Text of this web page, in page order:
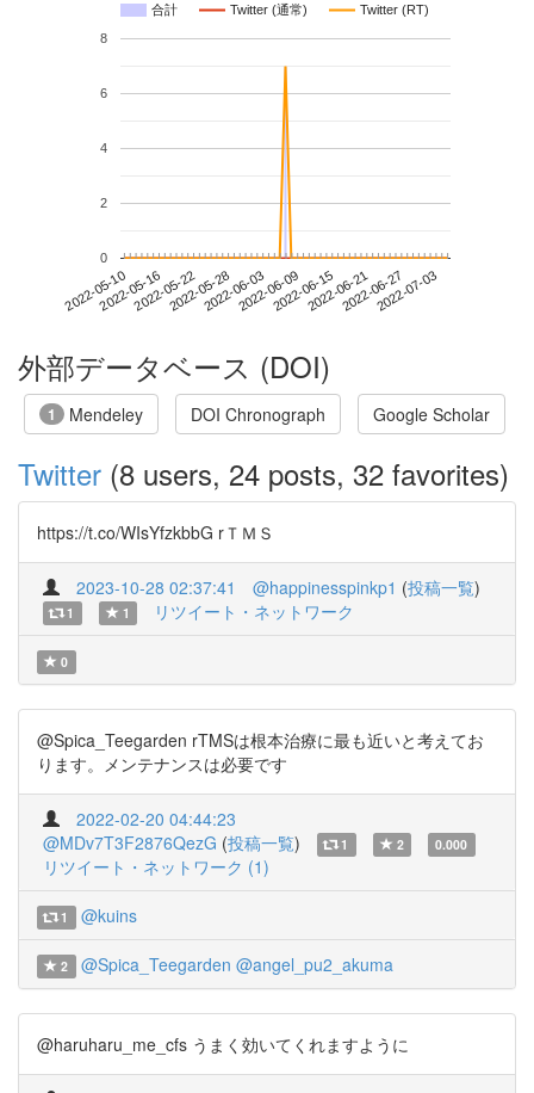
合計 Twitter (通常) Twitter (RT)
2022-05-102022-05-162022-05-222022-05-282022-06-032022-06-092022-06-152022-06-212022-06-272022-07-03
0
2
4
6
8
外部データベース (DOI)
1 Mendeley DOI Chronograph Google Scholar
Twitter (8 users, 24 posts, 32 favorites)
https://t.co/WIsYfzkbbG rＴＭＳ
2023-10-28 02:37:41 @happinesspinkp1 (投稿一覧)
1 1 リツイート・ネットワーク
0
@Spica_Teegarden rTMSは根本治療に最も近いと考えてお
ります。メンテナンスは必要です
2022-02-20 04:44:23
@MDv7T3F2876QezG (投稿一覧) 1 2 0.000
リツイート・ネットワーク (1)
1 @kuins
2 @Spica_Teegarden @angel_pu2_akuma
@haruharu_me_cfs うまく効いてくれますように